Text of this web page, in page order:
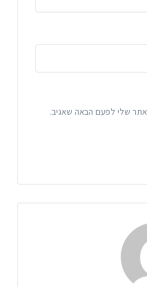
שלי לפעם הבאה שאגיב.